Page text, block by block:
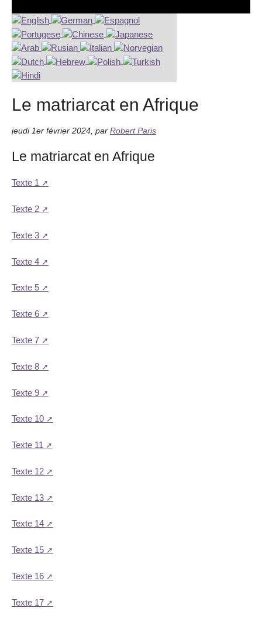
Le matriarcat en Afrique
jeudi 1er février 2024 par Robert Paris
Le matriarcat en Afrique
Texte 1
Texte 2
Texte 3
Texte 4
Texte 5
Texte 6
Texte 7
Texte 8
Texte 9
Texte 10
Texte 11
Texte 12
Texte 13
Texte 14
Texte 15
Texte 16
Texte 17